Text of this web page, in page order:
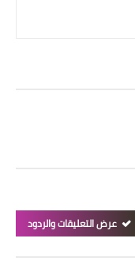
عرض التعليقات والردود